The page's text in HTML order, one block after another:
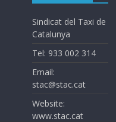
Sindicat del Taxi de
Catalunya
Tel: 933 002 314
Email:
stac@stac.cat
Website:
www.stac.cat